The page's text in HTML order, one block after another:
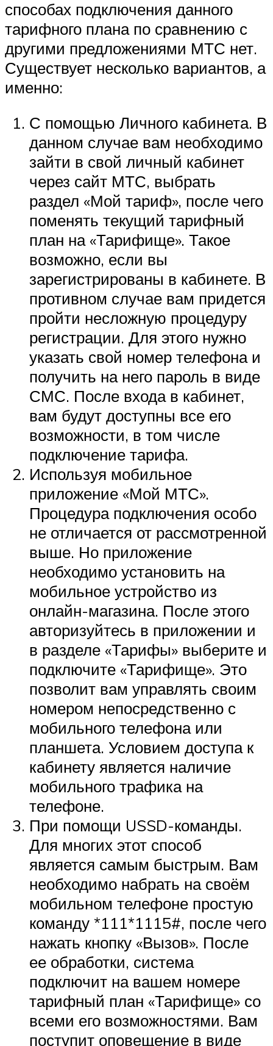
способах подключения данного
тарифного плана по сравнению с
другими предложениями МТС нет.
Существует несколько вариантов, а
именно:
С помощью Личного кабинета. В
данном случае вам необходимо
зайти в свой личный кабинет
через сайт МТС, выбрать
раздел «Мой тариф», после чего
поменять текущий тарифный
план на «Тарифище». Такое
возможно, если вы
зарегистрированы в кабинете. В
противном случае вам придется
пройти несложную процедуру
регистрации. Для этого нужно
указать свой номер телефона и
получить на него пароль в виде
СМС. После входа в кабинет,
вам будут доступны все его
возможности, в том числе
подключение тарифа.
Используя мобильное
приложение «Мой МТС».
Процедура подключения особо
не отличается от рассмотренной
выше. Но приложение
необходимо установить на
мобильное устройство из
онлайн-магазина. После этого
авторизуйтесь в приложении и
в разделе «Тарифы» выберите и
подключите «Тарифище». Это
позволит вам управлять своим
номером непосредственно с
мобильного телефона или
планшета. Условием доступа к
кабинету является наличие
мобильного трафика на
телефоне.
При помощи USSD-команды.
Для многих этот способ
является самым быстрым. Вам
необходимо набрать на своём
мобильном телефоне простую
команду *111*1115#, после чего
нажать кнопку «Вызов». После
ее обработки, система
подключит на вашем номере
тарифный план «Тарифище» со
всеми его возможностями. Вам
поступит оповещение в виде